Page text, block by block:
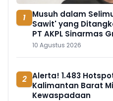
1
Musuh dalam
Sawit' yang
PT AKPL Sinarmas
10 Agustus 2026
2 Alerta! 1.483
Kalimantan Barat
Kewaspadaan